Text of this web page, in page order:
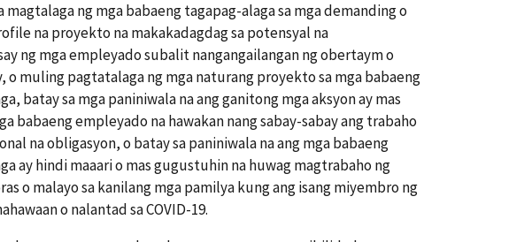
magtalaga ng mga babaeng tagapag-alaga sa mga demanding o
na proyekto na makakadagdag sa potensyal na
ng mga empleyado subalit nangangailangan ng obertaym o
o muling pagtatalaga ng mga naturang proyekto sa mga babaeng
batay sa mga paniniwala na ang ganitong mga aksyon ay mas
babaeng empleyado na hawakan nang sabay-sabay ang trabaho
na obligasyon, o batay sa paniniwala na ang mga babaeng
ay hindi maaari o mas gugustuhin na huwag magtrabaho ng
o malayo sa kanilang mga pamilya kung ang isang miyembro ng
o nalantad sa COVID-19.